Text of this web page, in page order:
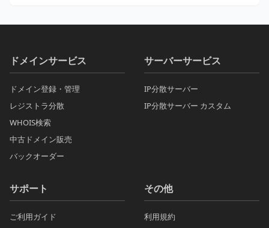
ドメインサービス
ドメイン登録・管理
レジストラ分散
WHOIS検索
中古ドメイン販売
バックオーダー
サーバーサービス
IP分散サーバー
IP分散サーバー カスタム
サポート
ご利用ガイド
その他
利用規約